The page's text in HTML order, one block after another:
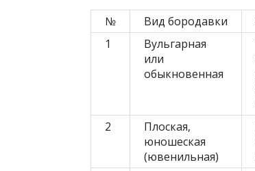
№
Вид бородавки
1
Вульгарная
или
обыкновенная
2
Плоская,
юношеская
(ювенильная)